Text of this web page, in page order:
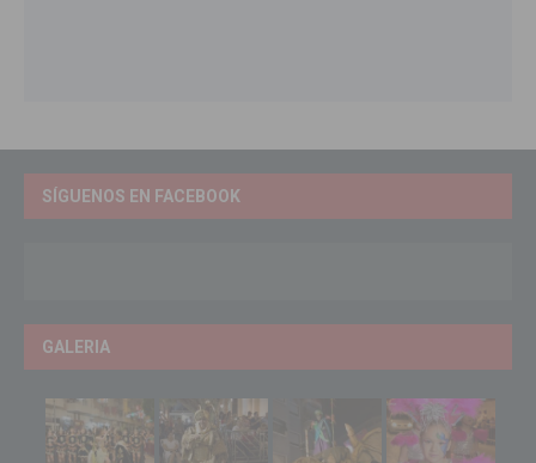
SÍGUENOS EN FACEBOOK
GALERIA